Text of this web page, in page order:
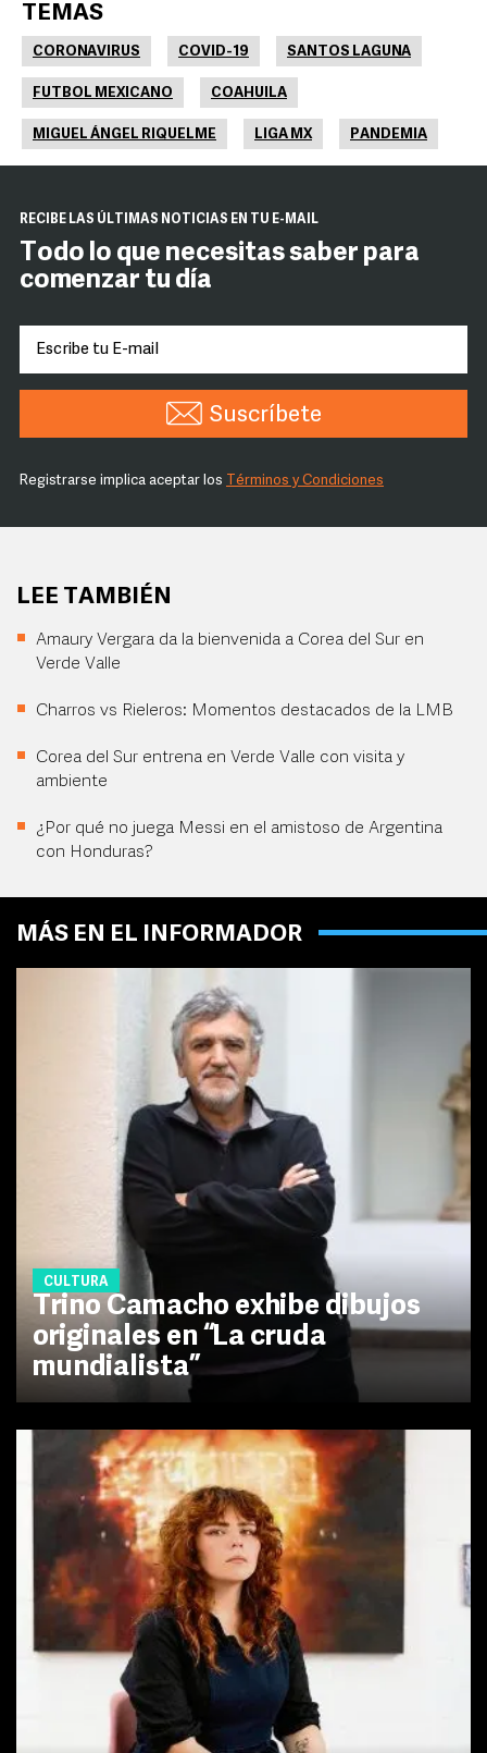
TEMAS
CORONAVIRUS COVID-19 SANTOS LAGUNA
FUTBOL MEXICANO COAHUILA
MIGUEL ÁNGEL RIQUELME LIGA MX PANDEMIA
RECIBE LAS ÚLTIMAS NOTICIAS EN TU E-MAIL
Todo lo que necesitas saber para
comenzar tu día
Suscríbete
Registrarse implica aceptar los Términos y Condiciones
LEE TAMBIÉN
Amaury Vergara da la bienvenida a Corea del Sur en
Verde Valle
Charros vs Rieleros: Momentos destacados de la LMB
Corea del Sur entrena en Verde Valle con visita y
ambiente
¿Por qué no juega Messi en el amistoso de Argentina
con Honduras?
MÁS EN EL INFORMADOR
CULTURA
Trino Camacho exhibe dibujos
originales en “La cruda
mundialista”